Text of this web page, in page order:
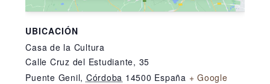
UBICACIÓN
Casa de la Cultura
Calle Cruz del Estudiante, 35
Puente Genil, Córdoba 14500 España + Google